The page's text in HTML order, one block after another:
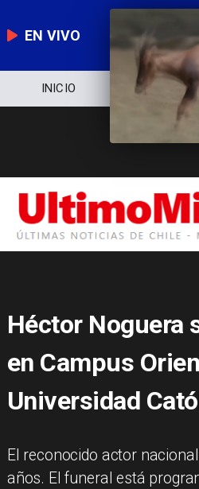
EN VIVO
INICIO
Héctor Noguera
en Campus
Universidad
El reconocido actor
años. El funeral está